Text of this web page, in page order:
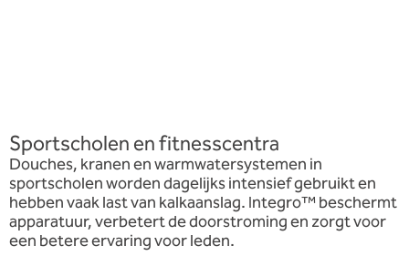
Sportscholen en fitnesscentra
Douches, kranen en warmwatersystemen in
sportscholen worden dagelijks intensief gebruikt en
hebben vaak last van kalkaanslag. Integro™ beschermt
apparatuur, verbetert de doorstroming en zorgt voor
een betere ervaring voor leden.